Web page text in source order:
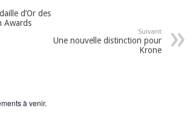
d’Or des
Awards
Suivant
Une nouvelle distinction pour
Krone
à venir.